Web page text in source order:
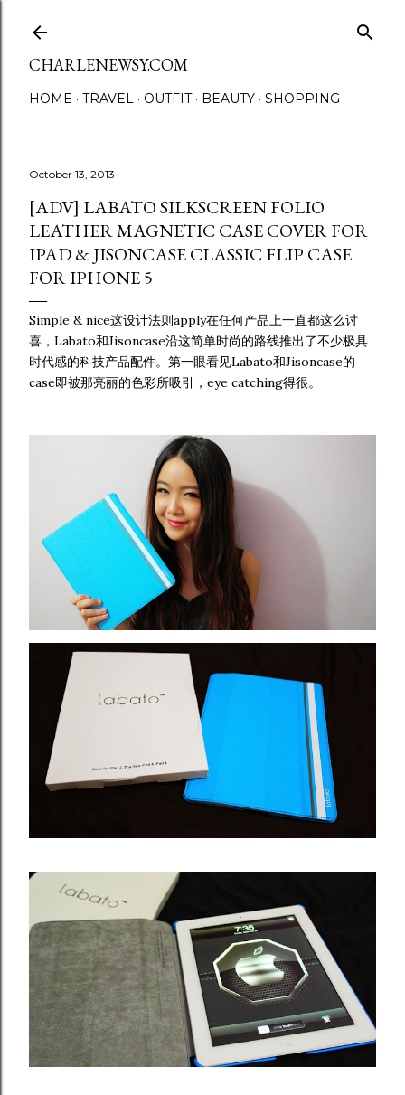
CHARLENEWSY.COM
HOME TRAVEL OUTFIT BEAUTY SHOPPING
October 13, 2013
[ADV] LABATO SILKSCREEN FOLIO
LEATHER MAGNETIC CASE COVER FOR
IPAD & JISONCASE CLASSIC FLIP CASE
FOR IPHONE 5
Simple & nice这设计法则apply在任何产品上一直都这么讨
喜，Labato和Jisoncase沿这简单时尚的路线推出了不少极具
时代感的科技产品配件。第一眼看见Labato和Jisoncase的
case即被那亮丽的色彩所吸引，eye catching得很。